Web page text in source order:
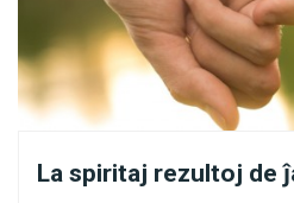
Benataj Gardanĝeloj
sensiveco per malpezeco kaj
4) Ni humile fordonu nin en
la Sankta Spirito por ke ni
La spiritaj rezultoj de